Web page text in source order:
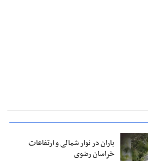
باران در نوار شمالی و ارتفاعات
خراسان رضوی